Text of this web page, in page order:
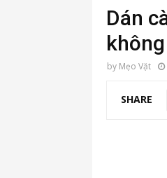
Dán
by Mẹo Vặt
SHARE